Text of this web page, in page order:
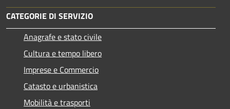
CATEGORIE DI SERVIZIO
Anagrafe e stato civile
Cultura e tempo libero
Imprese e Commercio
Catasto e urbanistica
Mobilità e trasporti